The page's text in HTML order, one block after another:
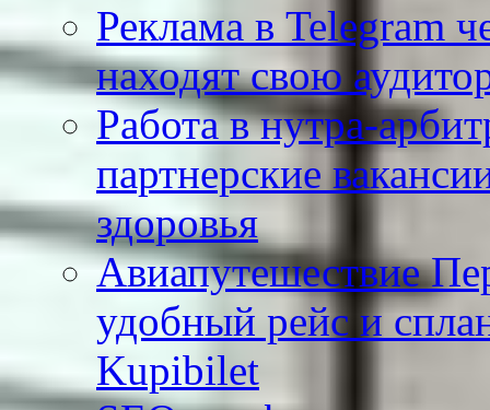
Реклама в Telegram
находят свою
Работа в нутра-
партнерские
здоровья
Авиапутешествие
удобный рейс и
Kupibilet